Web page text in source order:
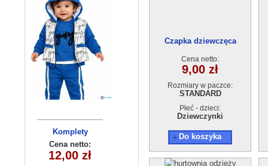
Komplety
dziecięce (1-4
) 4szt
Cena netto:
12,00 zł
Bluzka
dziewczęca
(6-16) 6szt
Cena netto:
20,00 zł
Czapka dziewczęca
Cena netto:
9,00 zł
Rozmiary w paczce:
STANDARD
Płeć - dzieci:
Dziewczynki
Do koszyka